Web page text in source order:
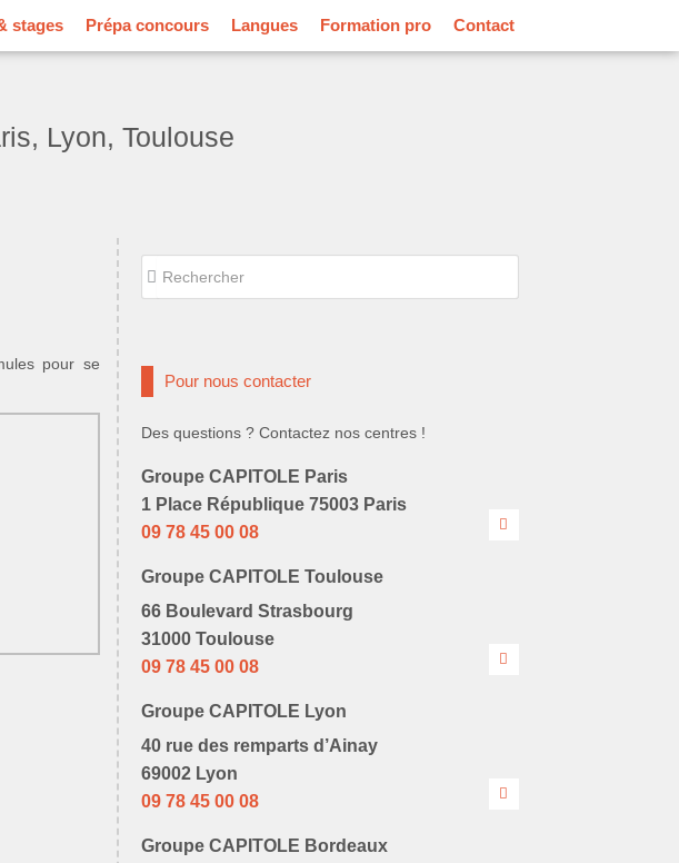
stages Prépa concours Langues Formation pro Contact
Lyon, Toulouse
pour se
Rechercher
Pour nous contacter
Des questions ? Contactez nos centres !
Groupe CAPITOLE Paris
1 Place République 75003 Paris
09 78 45 00 08
Groupe CAPITOLE Toulouse
66 Boulevard Strasbourg
31000 Toulouse
09 78 45 00 08
Groupe CAPITOLE Lyon
40 rue des remparts d’Ainay
69002 Lyon
09 78 45 00 08
Groupe CAPITOLE Bordeaux